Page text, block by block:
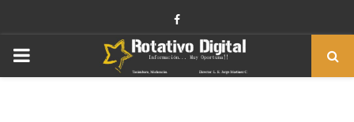
Facebook
PRIMARY